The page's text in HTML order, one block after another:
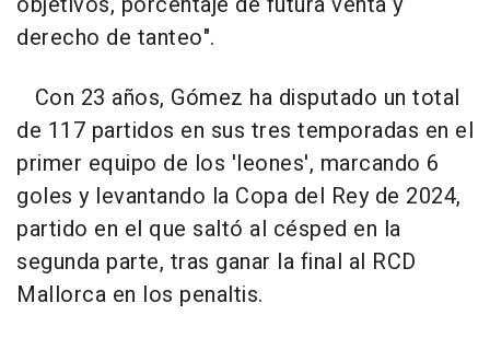
derecho de tanteo".
Con 23 años, Gómez ha disputado un total
de 117 partidos en sus tres temporadas en el
primer equipo de los 'leones', marcando 6
goles y levantando la Copa del Rey de 2024,
partido en el que saltó al césped en la
segunda parte, tras ganar la final al RCD
Mallorca en los penaltis.